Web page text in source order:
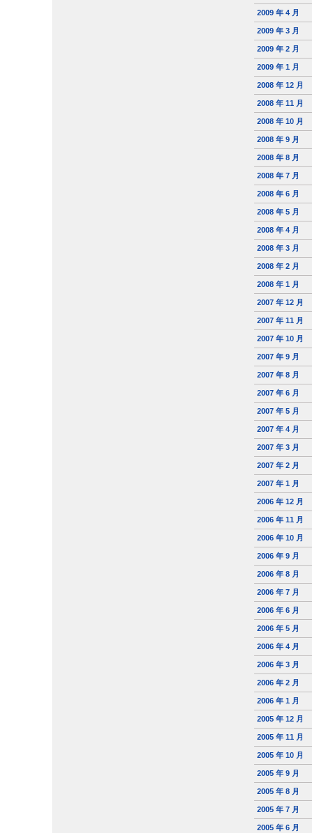
2009 年 4 月
2009 年 3 月
2009 年 2 月
2009 年 1 月
2008 年 12 月
2008 年 11 月
2008 年 10 月
2008 年 9 月
2008 年 8 月
2008 年 7 月
2008 年 6 月
2008 年 5 月
2008 年 4 月
2008 年 3 月
2008 年 2 月
2008 年 1 月
2007 年 12 月
2007 年 11 月
2007 年 10 月
2007 年 9 月
2007 年 8 月
2007 年 6 月
2007 年 5 月
2007 年 4 月
2007 年 3 月
2007 年 2 月
2007 年 1 月
2006 年 12 月
2006 年 11 月
2006 年 10 月
2006 年 9 月
2006 年 8 月
2006 年 7 月
2006 年 6 月
2006 年 5 月
2006 年 4 月
2006 年 3 月
2006 年 2 月
2006 年 1 月
2005 年 12 月
2005 年 11 月
2005 年 10 月
2005 年 9 月
2005 年 8 月
2005 年 7 月
2005 年 6 月